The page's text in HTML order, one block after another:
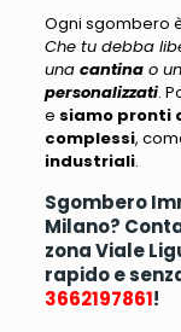
Ogni sgombero
Che tu debba
una cantinao un
personalizzati.
e siamo pronti
complessi,
industriali.
Sgombero
Milano?
zona Viale
rapido e
3662197861!